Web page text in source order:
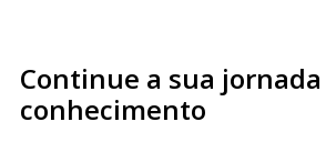
Continue a sua
conhecimento